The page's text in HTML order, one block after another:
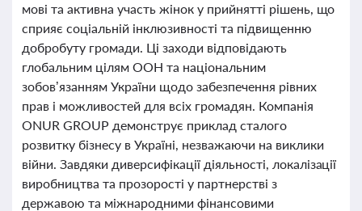
мові та активна участь жінок у прийнятті рішень, що
сприяє соціальній інклюзивності та підвищенню
добробуту громади. Ці заходи відповідають
глобальним цілям ООН та національним
зобов’язанням України щодо забезпечення рівних
прав і можливостей для всіх громадян. Компанія
ONUR GROUP демонструє приклад сталого
розвитку бізнесу в Україні, незважаючи на виклики
війни. Завдяки диверсифікації діяльності, локалізації
виробництва та прозорості у партнерстві з
державою та міжнародними фінансовими